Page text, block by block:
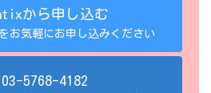
から申し込む
お気軽にお申し込みください
03-5768-4182